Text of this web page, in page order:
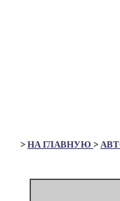
> НА ГЛАВНУЮ >